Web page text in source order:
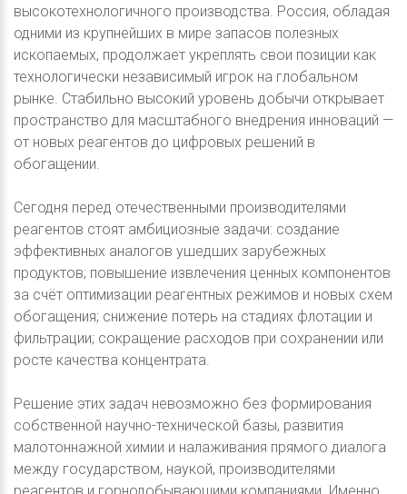
высокотехнологичного производства. Россия, обладая
одними из крупнейших в мире запасов полезных
ископаемых, продолжает укреплять свои позиции как
технологически независимый игрок на глобальном
рынке. Стабильно высокий уровень добычи открывает
пространство для масштабного внедрения инноваций —
от новых реагентов до цифровых решений в
обогащении.
Сегодня перед отечественными производителями
реагентов стоят амбициозные задачи: создание
эффективных аналогов ушедших зарубежных
продуктов; повышение извлечения ценных компонентов
за счёт оптимизации реагентных режимов и новых схем
обогащения; cнижение потерь на стадиях флотации и
фильтрации; сокращение расходов при сохранении или
росте качества концентрата.
Решение этих задач невозможно без формирования
собственной научно-технической базы, развития
малотоннажной химии и налаживания прямого диалога
между государством, наукой, производителями